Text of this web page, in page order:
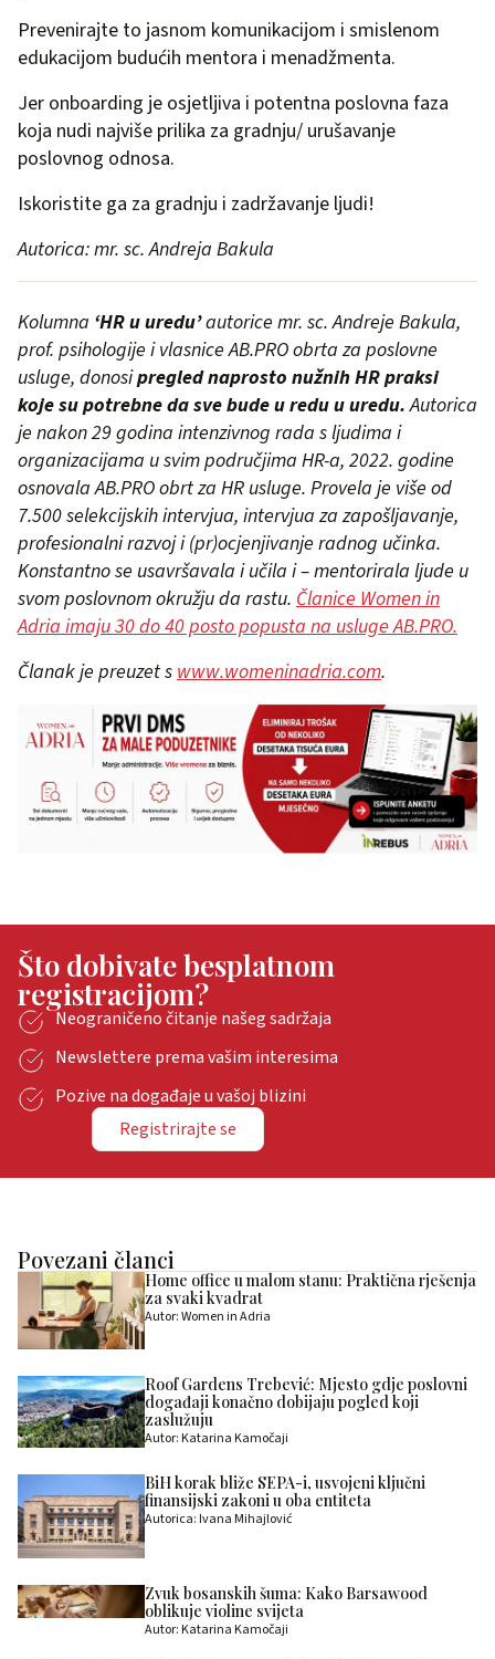
Prevenirajte to jasnom komunikacijom i smislenom
edukacijom budućih mentora i menadžmenta.
Jer onboarding je osjetljiva i potentna poslovna faza
koja nudi najviše prilika za gradnju/ urušavanje
poslovnog odnosa.
Iskoristite ga za gradnju i zadržavanje ljudi!
Autorica: mr. sc. Andreja Bakula
Kolumna ‘HR u uredu’autorice mr. sc. Andreje Bakula,
prof. psihologije i vlasnice AB.PRO obrta za poslovne
usluge, donosipregled naprosto nužnih HR praksi
koje su potrebne da sve bude u redu u uredu.Autorica
je nakon 29 godina intenzivnog rada s ljudima i
organizacijama u svim područjima HR-a, 2022. godine
osnovala AB.PRO obrt za HR usluge. Provela je više od
7.500 selekcijskih intervjua, intervjua za zapošljavanje,
profesionalni razvoj i (pr)ocjenjivanje radnog učinka.
Konstantno se usavršavala i učila i – mentorirala ljude u
svom poslovnomokružju da rastu. Članice Women in
Adria imaju 30 do 40 posto popusta na usluge AB.PRO.
Članak je preuzet s www.womeninadria.com.
Što dobivate besplatnom
registracijom?
Neograničeno čitanje našeg sadržaja
Newslettere prema vašim interesima
Pozive na događaje u vašoj blizini
Registrirajte se
Povezani članci
Home office u malom stanu: Praktična rješenja
za svaki kvadrat
Autor: Women in Adria
Roof Gardens Trebević: Mjesto gdje poslovni
događaji konačno dobijaju pogled koji
zaslužuju
Autor: Katarina Kamočaji
BiH korak bliže SEPA-i, usvojeni ključni
finansijski zakoni u oba entiteta
Autorica: Ivana Mihajlović
Zvuk bosanskih šuma: Kako Barsawood
oblikuje violine svijeta
Autor: Katarina Kamočaji